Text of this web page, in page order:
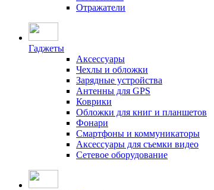
Отражатели
Гаджеты
Аксессуары
Чехлы и обложки
Зарядные устройства
Антенны для GPS
Коврики
Обложки для книг и планшетов
Фонари
Смартфоны и коммуникаторы
Аксессуары для съемки видео
Сетевое оборудование